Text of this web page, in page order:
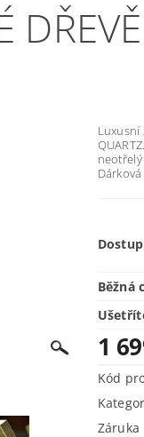
VÝROBKY
Luxusní
Běžná
1
Kód
Záruka